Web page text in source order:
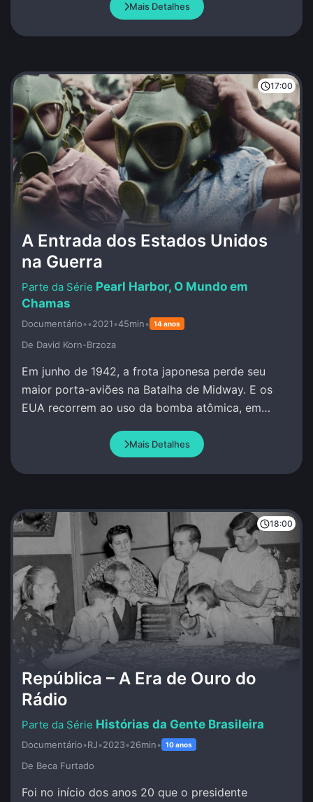
Mais Detalhes
17:00
A Entrada dos Estados Unidos
na Guerra
Pearl Harbor, O Mundo em
Chamas
Documentário••2021•45min• 14 anos
De David Korn-Brzoza
Em junho de 1942, a frota japonesa perde seu
maior porta-aviões na Batalha de Midway. E os
EUA recorrem ao uso da bomba atômica, em
Mais Detalhes
18:00
República – A Era de Ouro do
Rádio
Histórias da Gente Brasileira
Documentário•RJ•2023•26min• 10 anos
De Beca Furtado
Foi no início dos anos 20 que o presidente